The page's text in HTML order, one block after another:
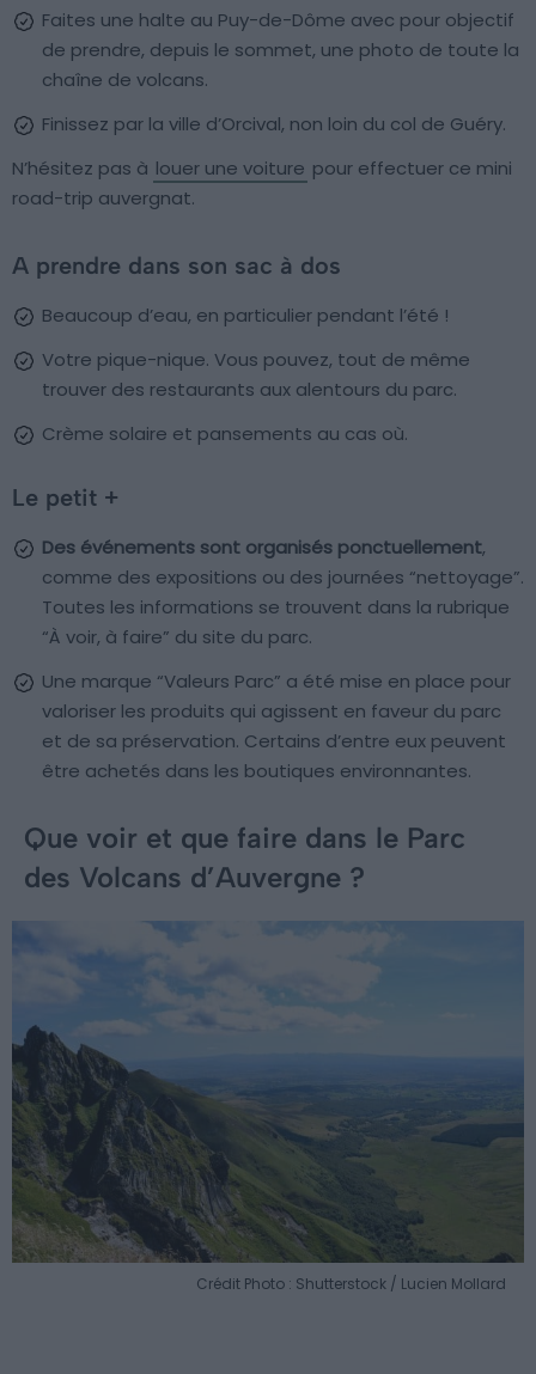
Faites une halte au Puy-de-Dôme avec pour objectif
de prendre, depuis le sommet, une photo de toute la
chaîne de volcans.
Finissez par la ville d’Orcival, non loin du col de Guéry.
N’hésitez pas à louer une voiture pour effectuer ce mini
road-trip auvergnat.
A prendre dans son sac à dos
Beaucoup d’eau, en particulier pendant l’été !
Votre pique-nique. Vous pouvez, tout de même
trouver des restaurants aux alentours du parc.
Crème solaire et pansements au cas où.
Le petit +
Des événements sont organisés ponctuellement,
comme des expositions ou des journées “nettoyage”.
Toutes les informations se trouvent dans la rubrique
“À voir, à faire” du site du parc.
Une marque “Valeurs Parc” a été mise en place pour
valoriser les produits qui agissent en faveur du parc
et de sa préservation. Certains d’entre eux peuvent
être achetés dans les boutiques environnantes.
Que voir et que faire dans le Parc
des Volcans d’Auvergne ?
Crédit Photo : Shutterstock / Lucien Mollard